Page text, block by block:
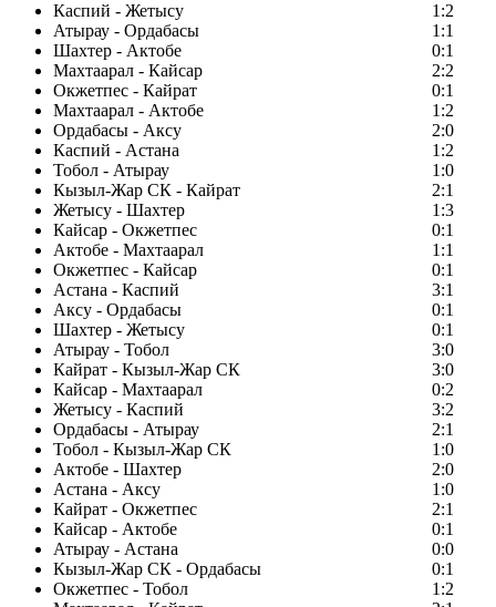
Каспий - Жетысу
1:2
Атырау - Ордабасы
1:1
Шахтер - Актобе
0:1
Махтаарал - Кайсар
2:2
Окжетпес - Кайрат
0:1
Махтаарал - Актобе
1:2
Ордабасы - Аксу
2:0
Каспий - Астана
1:2
Тобол - Атырау
1:0
Кызыл-Жар СК - Кайрат
2:1
Жетысу - Шахтер
1:3
Кайсар - Окжетпес
0:1
Актобе - Махтаарал
1:1
Окжетпес - Кайсар
0:1
Астана - Каспий
3:1
Аксу - Ордабасы
0:1
Шахтер - Жетысу
0:1
Атырау - Тобол
3:0
Кайрат - Кызыл-Жар СК
3:0
Кайсар - Махтаарал
0:2
Жетысу - Каспий
3:2
Ордабасы - Атырау
2:1
Тобол - Кызыл-Жар СК
1:0
Актобе - Шахтер
2:0
Астана - Аксу
1:0
Кайрат - Окжетпес
2:1
Кайсар - Актобе
0:1
Атырау - Астана
0:0
Кызыл-Жар СК - Ордабасы
0:1
Окжетпес - Тобол
1:2